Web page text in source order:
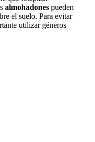
almohadones pueden
el suelo. Para evitar
utilizar géneros